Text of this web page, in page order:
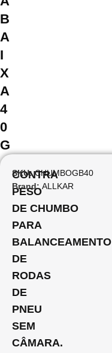
B
A
I
X
A
4
0
G
CONTRA
PESO
DE CHUMBO
PARA
BALANCEAMENTO
DE
RODAS
DE
PNEU
SEM
CÂMARA.
SKU:CHUMBOGB40
Brand:ALLKAR